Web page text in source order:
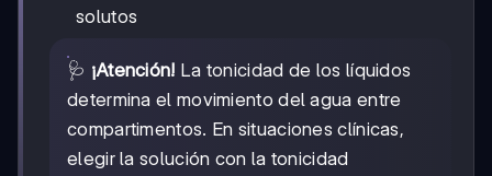
solutos
🩺 ¡Atención! La tonicidad de los líquidos
determina el movimiento del agua entre
compartimentos. En situaciones clínicas,
elegir la solución con la tonicidad